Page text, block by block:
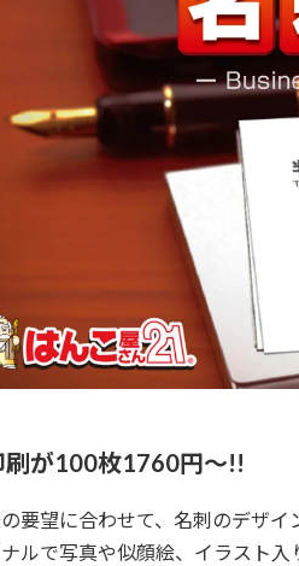
刷が100枚1760円～!!
要望に合わせて、名刺のデザイ
ルで写真や似顔絵、イラスト入